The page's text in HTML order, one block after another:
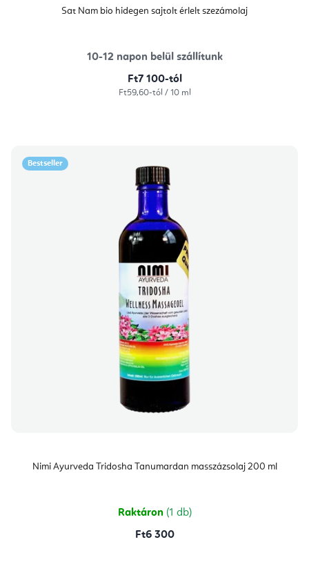
Sat Nam bio hidegen sajtolt érlelt szezámolaj
10-12 napon belül szállítunk
Ft7 100-tól
Egységár:
Ft59,60-tól / 10 ml
Bestseller
Nimi Ayurveda Tridosha Tanumardan masszázsolaj 200 ml
Raktáron (1 db)
Ft6 300